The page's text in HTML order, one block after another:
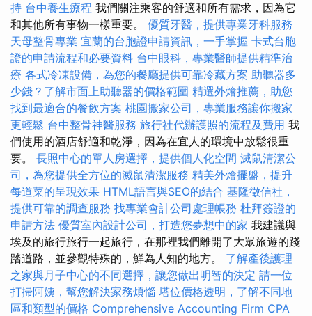
持 台中養生療程 我們關注乘客的舒適和所有需求，因為它
和其他所有事物一樣重要。 優質牙醫，提供專業牙科服務
天母整骨專業 宜蘭的台胞證申請資訊，一手掌握 卡式台胞
證的申請流程和必要資料 台中眼科，專業醫師提供精準治
療 各式冷凍設備，為您的餐廳提供可靠冷藏方案 助聽器多
少錢？了解市面上助聽器的價格範圍 精選外燴推薦，助您
找到最適合的餐飲方案 桃園搬家公司，專業服務讓你搬家
更輕鬆 台中整骨神醫服務 旅行社代辦護照的流程及費用 我
們使用的酒店舒適和乾淨，因為在宜人的環境中放鬆很重
要。 長照中心的單人房選擇，提供個人化空間 滅鼠清潔公
司，為您提供全方位的滅鼠清潔服務 精美外燴擺盤，提升
每道菜的呈現效果 HTML語言與SEO的結合 基隆徵信社，
提供可靠的調查服務 找專業會計公司處理帳務 杜拜簽證的
申請方法 優質室內設計公司，打造您夢想中的家 我建議與
埃及的旅行旅行一起旅行，在那裡我們離開了大眾旅遊的踐
踏道路，並參觀特殊的，鮮為人知的地方。 了解產後護理
之家與月子中心的不同選擇，讓您做出明智的決定 請一位
打掃阿姨，幫您解決家務煩惱 塔位價格透明，了解不同地
區和類型的價格 Comprehensive Accounting Firm CPA